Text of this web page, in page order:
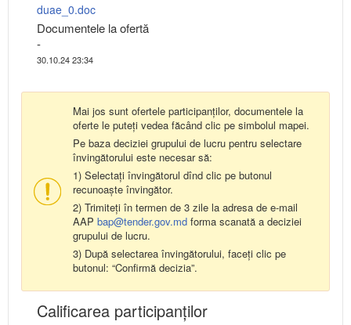
duae_0.doc
Documentele la ofertă
-
30.10.24 23:34
Mai jos sunt ofertele participanților, documentele la
oferte le puteți vedea făcând clic pe simbolul mapei.
Pe baza deciziei grupului de lucru pentru selectare
învingătorului este necesar să:
1) Selectați învingătorul dînd clic pe butonul
recunoaște învingător.
2) Trimiteți în termen de 3 zile la adresa de e-mail
AAP bap@tender.gov.md forma scanată a deciziei
grupului de lucru.
3) După selectarea învingătorului, faceți clic pe
butonul: “Confirmă decizia”.
Calificarea participanţilor